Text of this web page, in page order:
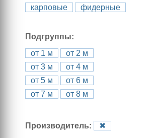
карповые
фидерные
Подгруппы:
от 1 м
от 2 м
от 3 м
от 4 м
от 5 м
от 6 м
от 7 м
от 8 м
Производитель: ✖